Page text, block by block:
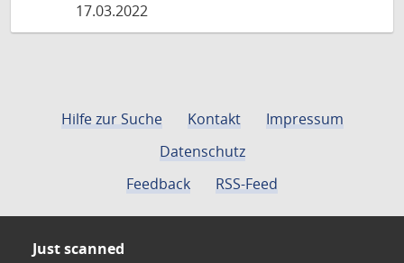
17.03.2022
Hilfe zur Suche Kontakt
Impressum
Datenschutz
Feedback
RSS-Feed
Just scanned